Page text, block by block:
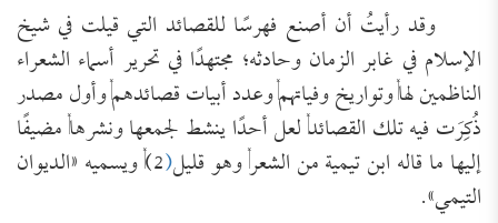
وقد رأيتُ أن أصنع فهرسًا للقصائد التي قيلت في شيخ
الإسلام في غابر الزمان وحادثه؛ مجتهدًا في تحرير أسماء الشعراء
الناظمين لها, وتواريخ وفياتهم, وعدد أبيات قصائدهم, وأول مصدر
ذُكِرَت فيه تلك القصائد, لعل أحدًا ينشط لجمعها ونشرها, مضيفًا
إليها ما قاله ابن تيمية من الشعر, وهو قليل( 2), ويسميه «الديوان
التيمي».